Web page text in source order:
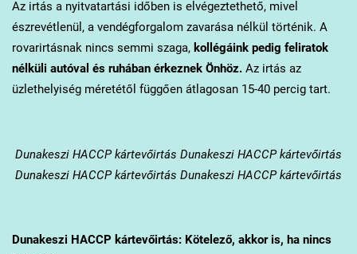
Az irtás a nyitvatartási időben is elvégeztethető, mivel
észrevétlenül, a vendégforgalom zavarása nélkül történik. A
rovarirtásnak nincs semmi szaga, kollégáink pedig feliratok
nélküli autóval és ruhában érkeznek Önhöz. Az irtás az
üzlethelyiség méretétől függően átlagosan 15-40 percig tart.
Dunakeszi HACCP kártevőirtás Dunakeszi HACCP kártevőirtás
Dunakeszi HACCP kártevőirtás Dunakeszi HACCP kártevőirtás
Dunakeszi HACCP kártevőirtás: Kötelező, akkor is, ha nincs